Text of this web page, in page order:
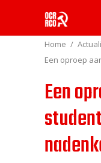
Home
Een oproep
Een